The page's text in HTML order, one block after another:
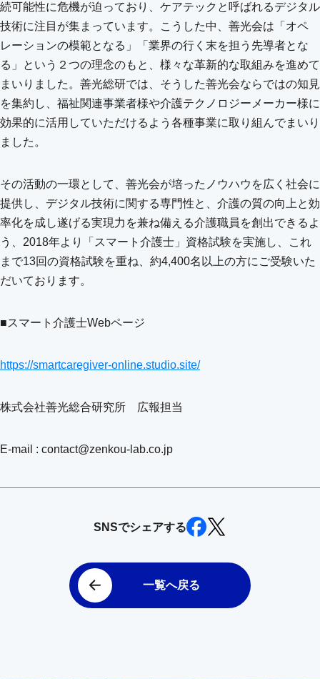
続可能性に危機が迫っており、ケアテックと呼ばれるデジタル
技術に注目が集まっています。こうした中、善光会は「オペ
レーションの模範となる」「業界の行く末を担う先導者とな
る」という２つの理念のもと、様々な革新的な取組みを進めて
まいりました。善光総研では、そうした善光会ならではの知見
を集約し、福祉関連事業者様や介護テクノロジーメーカー様に
効果的に活用していただけるよう各種事業に取り組んでまいり
ました。
その活動の一環として、善光会が培ったノウハウを広く社会に
提供し、デジタル技術に関する専門性と、介護の質の向上と効
率化を成し遂げる実現力を兼ね備える介護職員を創出できるよ
う、2018年より「スマート介護士」資格試験を実施し、これ
まで13回の資格試験を重ね、約4,400名以上の方にご受験いた
だいております。
■スマート介護士Webページ
https://smartcaregiver-online.studio.site/
株式会社善光総合研究所 広報担当
E-mail : contact@zenkou-lab.co.jp
SNSでシェアする
一覧へ戻る